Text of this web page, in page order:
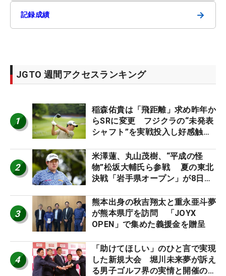
記録成績 →
JGTO 週間アクセスランキング
1
稲森佑貴は「飛距離」求め昨年か
らSRに変更 フジクラの“未発表
シャフト”を実戦投入し好感触
ーのヒトネタ！】
2
米澤蓮、丸山茂樹、“平成の怪
物”松坂大輔氏ら参戦 夏の東北
決戦「岩手県オープン」が8日開
3
熊本出身の秋吉翔太と重永亜斗夢
が熊本県庁を訪問 「JOYX
OPEN」で集めた義援金を贈呈
4
「助けてほしい」のひと言で実現
した新規大会 堀川未来夢が訴え
る男子ゴルフ界の実情と開催の舞